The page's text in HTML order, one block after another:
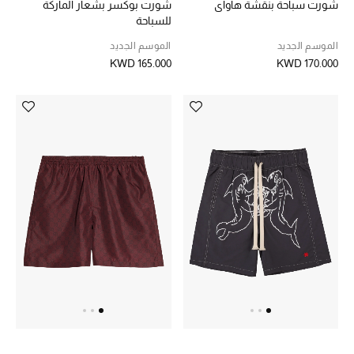
الأطفال
عرض جميع المنتجات
خصومات
شورت سباحة بنقشة هاواي
الموسم الجديد
KWD 170.000
شورت بوكسر بشعار الماركة
للسباحة
الموسم الجديد
KWD 165.000